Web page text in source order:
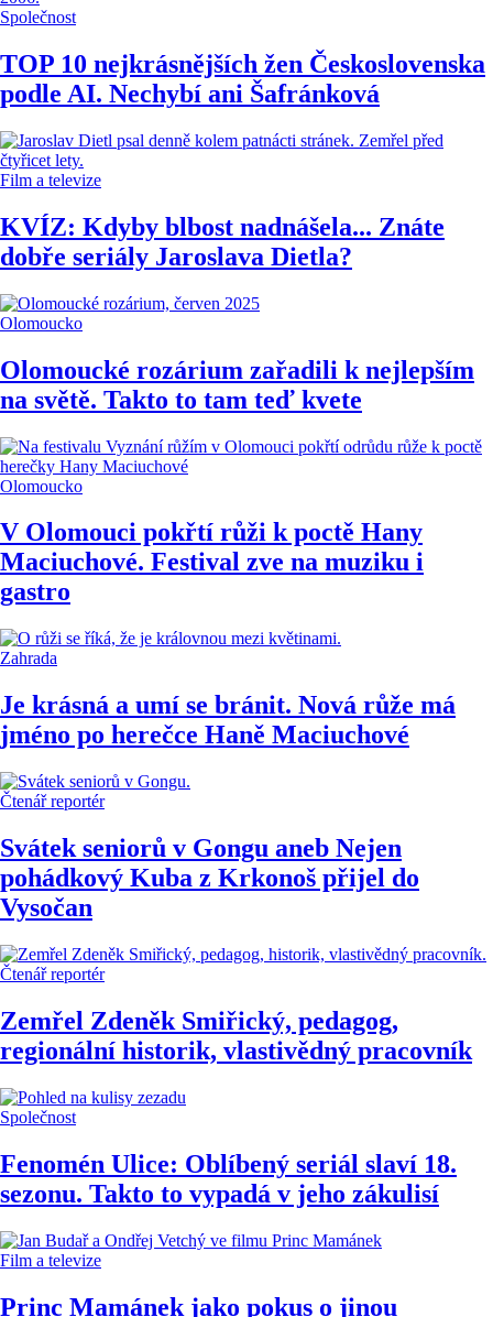
Společnost
TOP 10 nejkrásnějších žen Československa
podle AI. Nechybí ani Šafránková
Film a televize
KVÍZ: Kdyby blbost nadnášela... Znáte
dobře seriály Jaroslava Dietla?
Olomoucko
Olomoucké rozárium zařadili k nejlepším
na světě. Takto to tam teď kvete
Olomoucko
V Olomouci pokřtí růži k poctě Hany
Maciuchové. Festival zve na muziku i
gastro
Zahrada
Je krásná a umí se bránit. Nová růže má
jméno po herečce Haně Maciuchové
Čtenář reportér
Svátek seniorů v Gongu aneb Nejen
pohádkový Kuba z Krkonoš přijel do
Vysočan
Čtenář reportér
Zemřel Zdeněk Smiřický, pedagog,
regionální historik, vlastivědný pracovník
Společnost
Fenomén Ulice: Oblíbený seriál slaví 18.
sezonu. Takto to vypadá v jeho zákulisí
Film a televize
Princ Mamánek jako pokus o jinou